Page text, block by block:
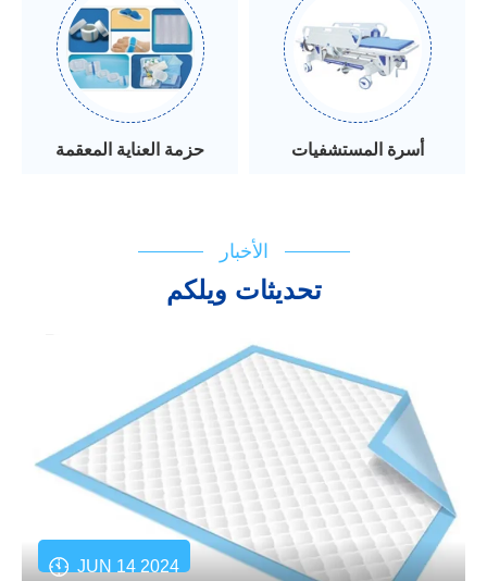
حزمة العناية المعقمة أسرة المستشفيات
الأخبار
تحديثات ويلكم
JUN 14 2024